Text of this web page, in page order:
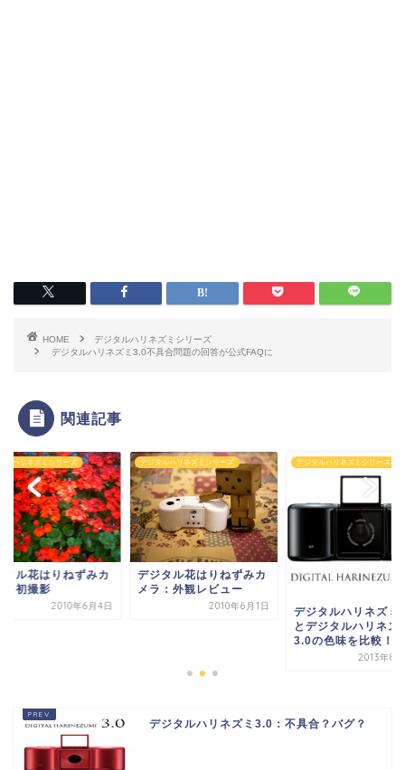
HOME
デジタルハリネズミシリーズ
デジタルハリネズミ3.0不具合問題の回答が公式FAQに
関連記事
ルハリネズミシリーズ
タル花はりねずみカ
：初撮影
2010年6月4日
デジタルハリネズミシリーズ
デジタル花はりねずみカ
メラ：外観レビュー
2010年6月1日
デジタルハリネズミシリーズ
デジタルハリネズミ
とデジタルハリネズ
3.0の色味を比較！
2013年8
デジタルハリネズミ3.0：不具合？バグ？